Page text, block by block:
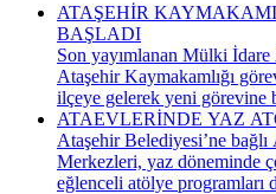
ATAŞEHİR
BAŞLADI
Son yayımlanan Mülki
Ataşehir Kaymakamlığı
ilçeye gelerek yeni görevine
ATAEVLERİNDE YAZ
Ataşehir Belediyesi’ne
Merkezleri, yaz döneminde
eğlenceli atölye